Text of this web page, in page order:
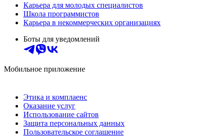
Карьера для молодых специалистов
Школа программистов
Карьера в некоммерческих организациях
Боты для уведомлений
Мобильное приложение
Этика и комплаенс
Оказание услуг
Использование сайтов
Защита персональных данных
Пользовательское соглашение